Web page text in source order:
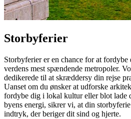
Storbyferier
Storbyferier er en chance for at
verdens mest spændende metropoler.
dedikerede til at skræddersy din rejse
Uanset om du ønsker at udforske
fordybe dig i lokal kultur eller blot lade
byens energi, sikrer vi, at din
indtryk, der beriger dit sind og hjerte.